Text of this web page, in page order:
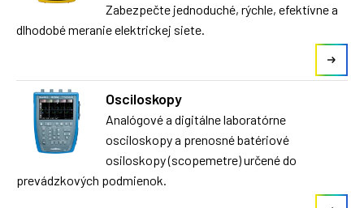
Zabezpečte jednoduché, rýchle, efektívne a
dlhodobé meranie elektrickej siete.
Osciloskopy
Analógové a digitálne laboratórne
osciloskopy a prenosné batériové
osiloskopy (scopemetre) určené do
prevádzkových podmienok.